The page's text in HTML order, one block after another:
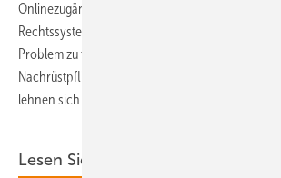
Onlinezugängen aus China und ohne Gültigkeit
Rechtssystems interessiert sein. Als wir es 2012
Problem zu tun hatten, hat sich die Politik sogar
Nachrüstpflicht aller betroffenen Wechselrichter
lehnen sich aktuelle Diskussionen an.
Lesen Sie auch: